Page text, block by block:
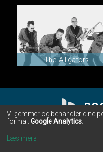
The Alligators
•
Vi gemmer og behandler dine
formål: Google Analytics
Læs mere